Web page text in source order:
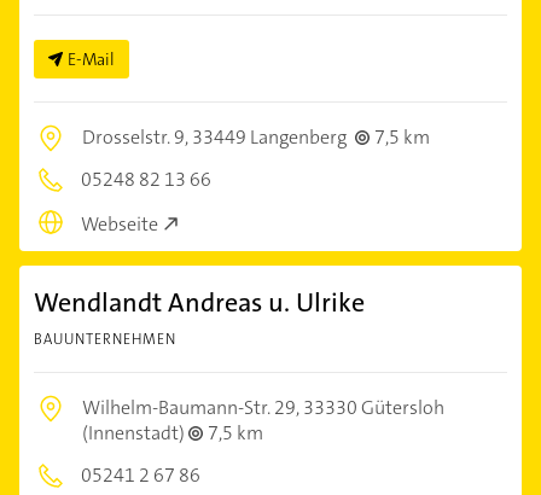
E-Mail
Drosselstr. 9,33449 Langenberg
7,5 km
05248 82 13 66
Webseite
Wendlandt Andreas u. Ulrike
BAUUNTERNEHMEN
Wilhelm-Baumann-Str. 29,33330 Gütersloh
(Innenstadt)
7,5 km
05241 2 67 86